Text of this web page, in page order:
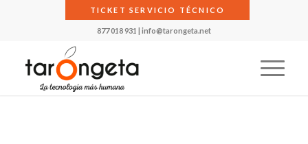
TICKET SERVICIO TÉCNICO
877 018 931 | info@tarongeta.net